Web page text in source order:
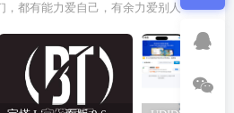
，都有能力爱自己，有余力爱别人